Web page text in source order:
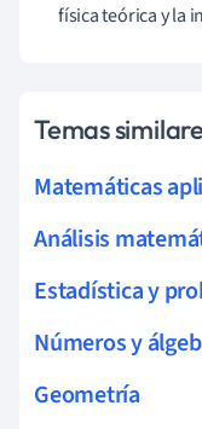
física teórica y la
Temas
Matemáticas
Análisis
Estadística y
Números y
Geometría